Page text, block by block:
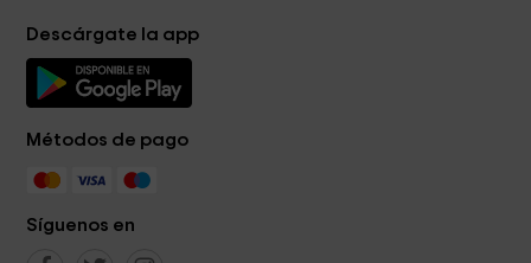
Descárgate la app
Métodos de pago
Síguenos en